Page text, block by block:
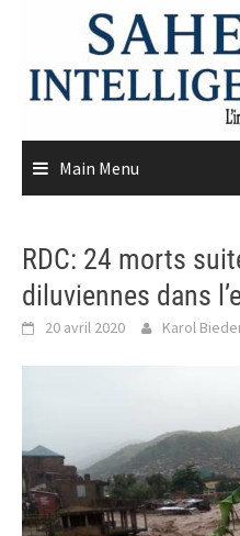
content
Main Menu
RDC: 24 morts
diluviennes dans
20 avril 2020 Karol